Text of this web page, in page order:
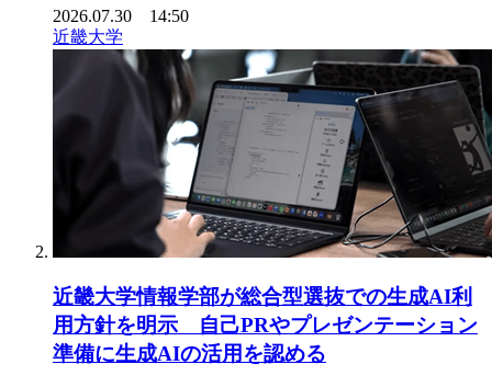
2026.07.30 14:50
近畿大学
近畿大学情報学部が総合型選抜での生成AI利
用方針を明示 自己PRやプレゼンテーション
準備に生成AIの活用を認める